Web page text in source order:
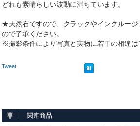
どれも素晴らしい波動に満ちています。
★天然石ですので、クラックやインクルージ
ので了承ください。
※撮影条件により写真と実物に若干の相違は
Tweet
関連商品